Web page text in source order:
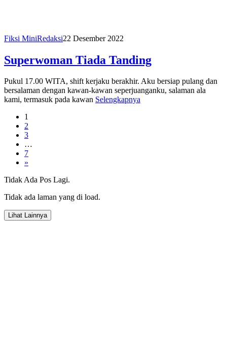
Fiksi MiniRedaksi22 Desember 2022
Superwoman Tiada Tanding
Pukul 17.00 WITA, shift kerjaku berakhir. Aku bersiap pulang dan
bersalaman dengan kawan-kawan seperjuanganku, salaman ala
kami, termasuk pada kawan Selengkapnya
1
2
3
…
7
»
Tidak Ada Pos Lagi.
Tidak ada laman yang di load.
Lihat Lainnya